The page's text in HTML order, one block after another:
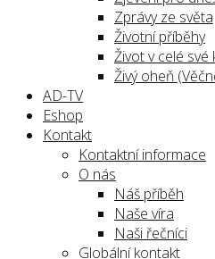
Zprávy ze světa
Životní příběhy
Život v celé své
Živý oheň
AD-TV
Eshop
Kontakt
Kontaktní informace
O nás
Náš příběh
Naše víra
Naši řečníci
Globální kontakt